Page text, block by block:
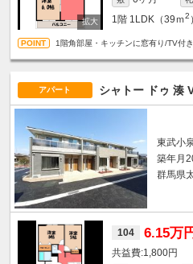
1階 1LDK（39ｍ2 ）
1階角部屋・キッチンに窓有り/TV付
アパート シャトー ドゥ 湊
東武小
築年月
群馬県
104 6.15万
1,800円